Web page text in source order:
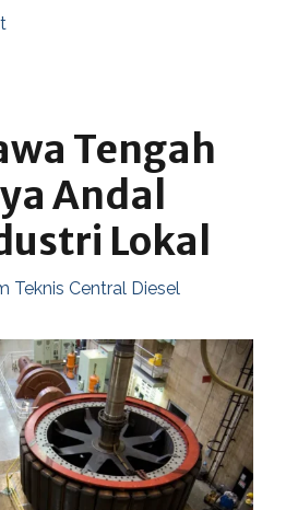
Tengah
Andal
Lokal
Teknis Central Diesel